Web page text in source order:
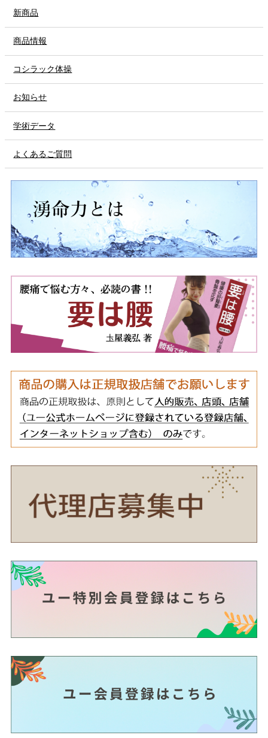
新商品
商品情報
コシラック体操
お知らせ
学術データ
よくあるご質問